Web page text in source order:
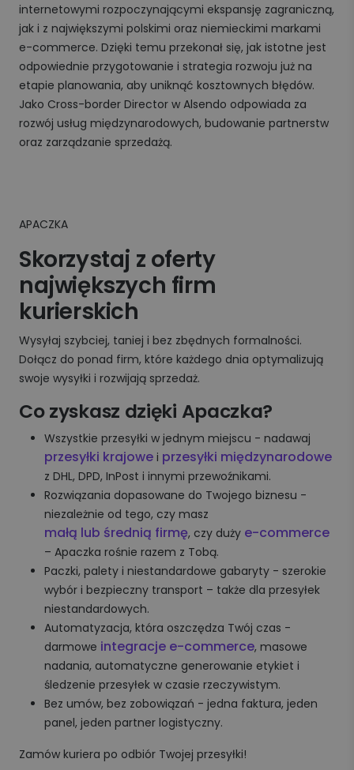
internetowymi rozpoczynającymi ekspansję zagraniczną,
jak i z największymi polskimi oraz niemieckimi markami
e-commerce. Dzięki temu przekonał się, jak istotne jest
odpowiednie przygotowanie i strategia rozwoju już na
etapie planowania, aby uniknąć kosztownych błędów.
Jako Cross-border Director w Alsendo odpowiada za
rozwój usług międzynarodowych, budowanie partnerstw
oraz zarządzanie sprzedażą.
APACZKA
Skorzystaj z oferty
największych firm
kurierskich
Wysyłaj szybciej, taniej i bez zbędnych formalności.
Dołącz do ponad firm, które każdego dnia optymalizują
swoje wysyłki i rozwijają sprzedaż.
Co zyskasz dzięki Apaczka?
Wszystkie przesyłki w jednym miejscu - nadawaj
przesyłki krajowe i przesyłki międzynarodowe
z DHL, DPD, InPost i innymi przewoźnikami.
Rozwiązania dopasowane do Twojego biznesu -
niezależnie od tego, czy masz
małą lub średnią firmę, czy duży e-commerce
– Apaczka rośnie razem z Tobą.
Paczki, palety i niestandardowe gabaryty - szerokie
wybór i bezpieczny transport – także dla przesyłek
niestandardowych.
Automatyzacja, która oszczędza Twój czas -
darmowe integracje e-commerce, masowe
nadania, automatyczne generowanie etykiet i
śledzenie przesyłek w czasie rzeczywistym.
Bez umów, bez zobowiązań - jedna faktura, jeden
panel, jeden partner logistyczny.
Zamów kuriera po odbiór Twojej przesyłki!